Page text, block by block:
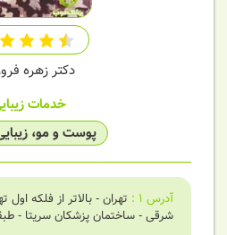
دکتر زهره
خدمات
پوست و مو،
آدرس 1
:
شرقی - ساختمان پزشکان سریتا - طبقه 1 -